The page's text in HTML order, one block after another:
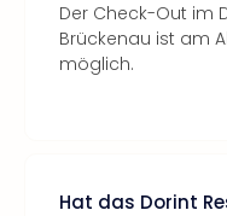
Der Check-Out im
Brückenau ist am
möglich.
Hat das Dorint